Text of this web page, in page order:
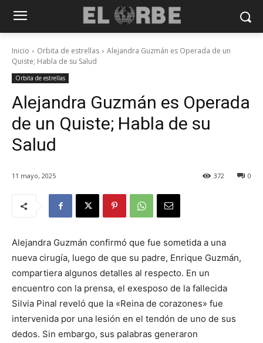
Inicio Orbita de estrellas
Alejandra Guzmán es Operada de un
Quiste; Habla de su Salud
Orbita de estrellas
Alejandra Guzmán es Operada
de un Quiste; Habla de su
Salud
11 mayo, 2025 0
372
Alejandra Guzmán confirmó que fue sometida a una
nueva cirugía, luego de que su padre, Enrique Guzmán,
compartiera algunos detalles al respecto. En un
encuentro con la prensa, el exesposo de la fallecida
Silvia Pinal reveló que la «Reina de corazones» fue
intervenida por una lesión en el tendón de uno de sus
dedos. Sin embargo, sus palabras generaron